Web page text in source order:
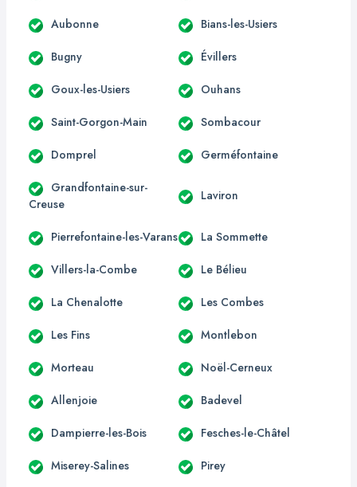
Aubonne Bians-les-Usiers
Bugny Évillers
Goux-les-Usiers Ouhans
Saint-Gorgon-Main Sombacour
Domprel Germéfontaine
Grandfontaine-sur-
Creuse
Laviron
Pierrefontaine-les-Varans La Sommette
Villers-la-Combe Le Bélieu
La Chenalotte Les Combes
Les Fins Montlebon
Morteau Noël-Cerneux
Allenjoie Badevel
Dampierre-les-Bois Fesches-le-Châtel
Miserey-Salines Pirey